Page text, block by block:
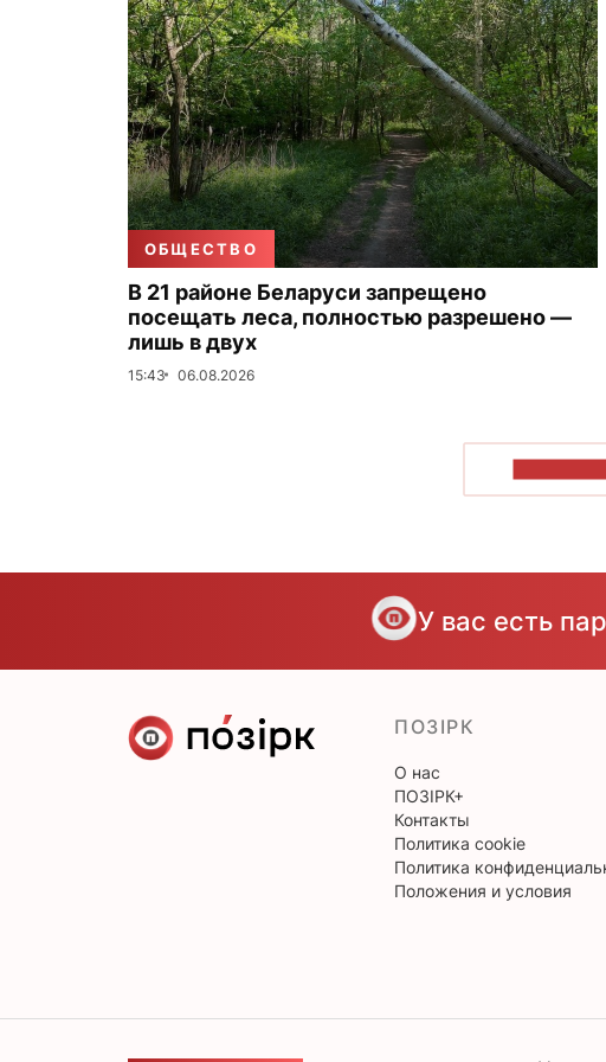
ОБЩЕСТВО
В 21 районе Беларуси запрещено
посещать леса, полностью разрешено —
лишь в двух
15:43 06.08.2026
У вас есть
ПОЗІРК
О нас
ПОЗІРК+
Контакты
Политика cookie
Политика
Положения и условия